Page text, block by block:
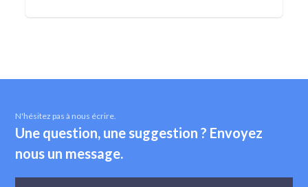
N'hésitez pas à nous écrire.
Une question, une suggestion ? Envoyez
nous un message.